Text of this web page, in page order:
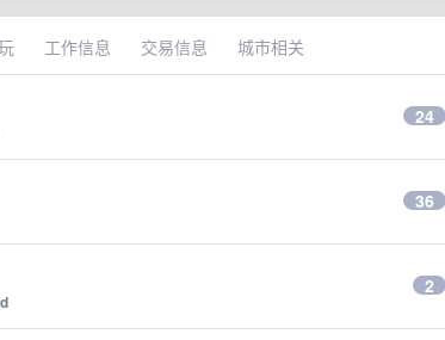
工作信息 交易信息 城市相关
24
36
2